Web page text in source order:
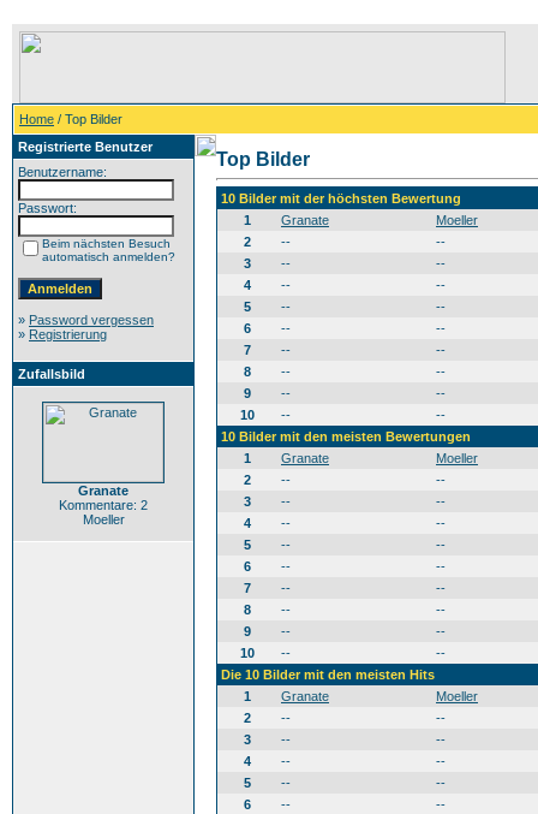
Home / Top Bilder
Registrierte Benutzer
Benutzername:
Passwort:
Beim nächsten Besuch
automatisch anmelden?
» Password vergessen
» Registrierung
Zufallsbild
Granate
Kommentare: 2
Moeller
Top Bilder
10 Bilder mit der höchsten Bewertung
1
Granate
Moeller
2
--
--
3
--
--
4
--
--
5
--
--
6
--
--
7
--
--
8
--
--
9
--
--
10
--
--
10 Bilder mit den meisten Bewertungen
1
Granate
Moeller
2
--
--
3
--
--
4
--
--
5
--
--
6
--
--
7
--
--
8
--
--
9
--
--
10
--
--
Die 10 Bilder mit den meisten Hits
1
Granate
Moeller
2
--
--
3
--
--
4
--
--
5
--
--
6
--
--